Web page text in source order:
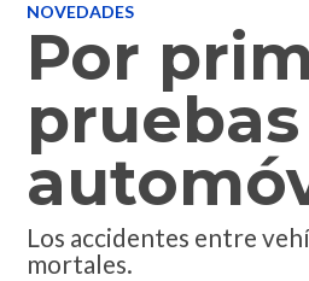
NOVEDADES
Por
Los accidentes entre
mortales.